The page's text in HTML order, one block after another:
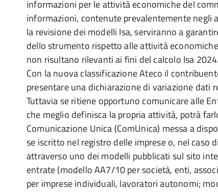
informazioni per le attività economiche del
informazioni, contenute prevalentemente negli
la revisione dei modelli Isa, serviranno a
dello strumento rispetto alle attività
non risultano rilevanti ai fini del calcolo Isa 2024.
Con la nuova classificazione Ateco il
presentare una dichiarazione di variazione dati
Tuttavia se ritiene opportuno comunicare alle
che meglio definisca la propria attività, potrà
Comunicazione Unica (ComUnica) messa a
se iscritto nel registro delle imprese o, nel caso
attraverso uno dei modelli pubblicati sul sito
entrate (modello AA7/10 per società, enti,
per imprese individuali, lavoratori autonomi;